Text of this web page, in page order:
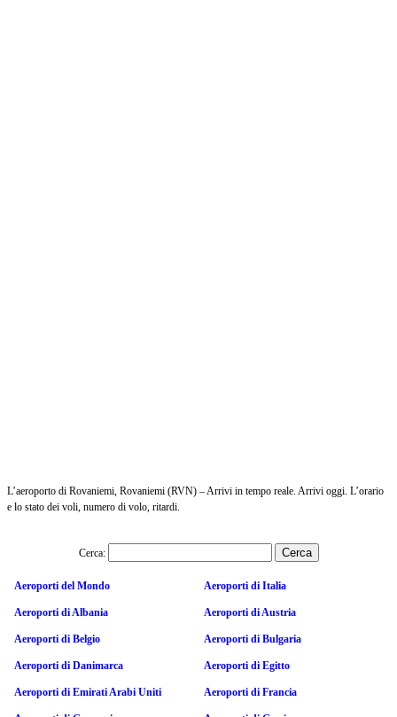
L’aeroporto di Rovaniemi, Rovaniemi (RVN) – Arrivi in tempo reale. Arrivi oggi. L’orario
e lo stato dei voli, numero di volo, ritardi.
Cerca:
Aeroporti del Mondo Aeroporti di Italia
Aeroporti di Albania Aeroporti di Austria
Aeroporti di Belgio Aeroporti di Bulgaria
Aeroporti di Danimarca Aeroporti di Egitto
Aeroporti di Emirati Arabi Uniti Aeroporti di Francia